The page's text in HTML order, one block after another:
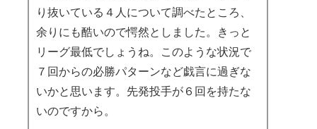
り抜いている４人について調べたところ、
余りにも酷いので愕然としました。きっと
リーグ最低でしょうね。このような状況で
７回からの必勝パターンなど戯言に過ぎな
いかと思います。先発投手が６回を持たな
いのですから。